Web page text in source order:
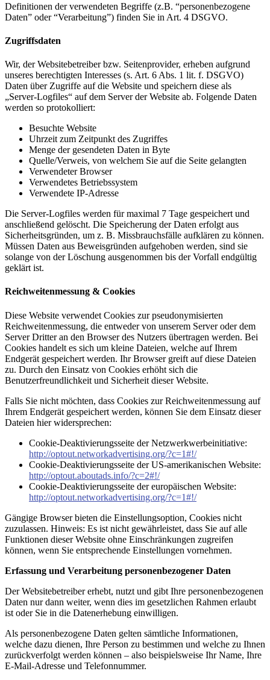
Definitionen der verwendeten Begriffe (z.B. “personenbezogene
Daten” oder “Verarbeitung”) finden Sie in Art. 4 DSGVO.
Zugriffsdaten
Wir, der Websitebetreiber bzw. Seitenprovider, erheben aufgrund
unseres berechtigten Interesses (s. Art. 6 Abs. 1 lit. f. DSGVO)
Daten über Zugriffe auf die Website und speichern diese als
„Server-Logfiles“ auf dem Server der Website ab. Folgende Daten
werden so protokolliert:
Besuchte Website
Uhrzeit zum Zeitpunkt des Zugriffes
Menge der gesendeten Daten in Byte
Quelle/Verweis, von welchem Sie auf die Seite gelangten
Verwendeter Browser
Verwendetes Betriebssystem
Verwendete IP-Adresse
Die Server-Logfiles werden für maximal 7 Tage gespeichert und
anschließend gelöscht. Die Speicherung der Daten erfolgt aus
Sicherheitsgründen, um z. B. Missbrauchsfälle aufklären zu können.
Müssen Daten aus Beweisgründen aufgehoben werden, sind sie
solange von der Löschung ausgenommen bis der Vorfall endgültig
geklärt ist.
Reichweitenmessung & Cookies
Diese Website verwendet Cookies zur pseudonymisierten
Reichweitenmessung, die entweder von unserem Server oder dem
Server Dritter an den Browser des Nutzers übertragen werden. Bei
Cookies handelt es sich um kleine Dateien, welche auf Ihrem
Endgerät gespeichert werden. Ihr Browser greift auf diese Dateien
zu. Durch den Einsatz von Cookies erhöht sich die
Benutzerfreundlichkeit und Sicherheit dieser Website.
Falls Sie nicht möchten, dass Cookies zur Reichweitenmessung auf
Ihrem Endgerät gespeichert werden, können Sie dem Einsatz dieser
Dateien hier widersprechen:
Cookie-Deaktivierungsseite der Netzwerkwerbeinitiative:
http://optout.networkadvertising.org/?c=1#!/
Cookie-Deaktivierungsseite der US-amerikanischen Website:
http://optout.aboutads.info/?c=2#!/
Cookie-Deaktivierungsseite der europäischen Website:
http://optout.networkadvertising.org/?c=1#!/
Gängige Browser bieten die Einstellungsoption, Cookies nicht
zuzulassen. Hinweis: Es ist nicht gewährleistet, dass Sie auf alle
Funktionen dieser Website ohne Einschränkungen zugreifen
können, wenn Sie entsprechende Einstellungen vornehmen.
Erfassung und Verarbeitung personenbezogener Daten
Der Websitebetreiber erhebt, nutzt und gibt Ihre personenbezogenen
Daten nur dann weiter, wenn dies im gesetzlichen Rahmen erlaubt
ist oder Sie in die Datenerhebung einwilligen.
Als personenbezogene Daten gelten sämtliche Informationen,
welche dazu dienen, Ihre Person zu bestimmen und welche zu Ihnen
zurückverfolgt werden können – also beispielsweise Ihr Name, Ihre
E-Mail-Adresse und Telefonnummer.